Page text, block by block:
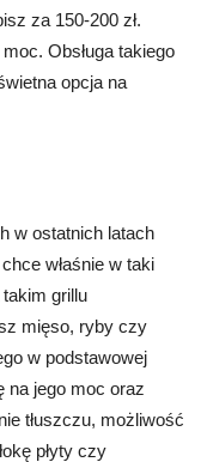
za 150-200 zł.
Obsługa takiego
opcja na
w ostatnich latach
właśnie w taki
grillu
mięso, ryby czy
w podstawowej
na jego moc oraz
tłuszczu, możliwość
płyty czy